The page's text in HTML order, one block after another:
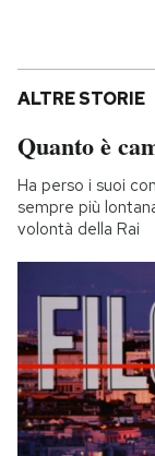
ALTRE STORIE
Quanto è
Ha perso i suoi
sempre più
volontà della Rai